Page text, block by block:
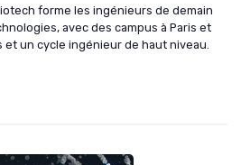
forme les ingénieurs de demain
avec des campus à Paris et
un cycle ingénieur de haut niveau.